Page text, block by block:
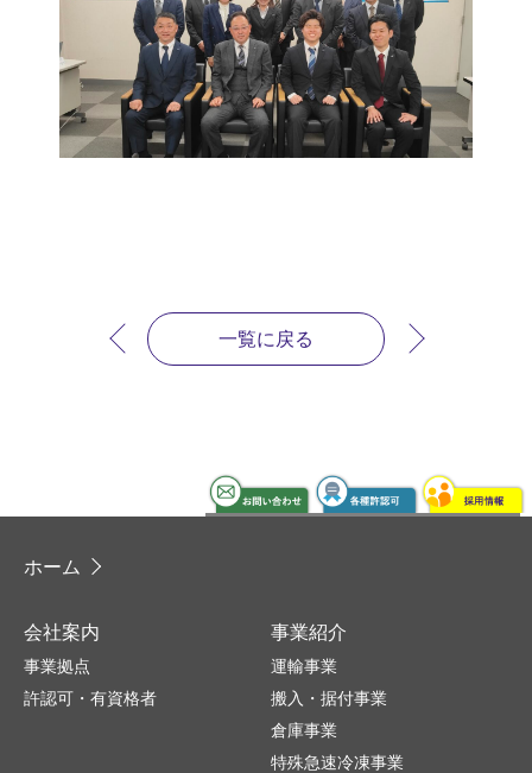
一覧に戻る
ホーム
会社案内
事業拠点
許認可・有資格者
事業紹介
運輸事業
搬入・据付事業
倉庫事業
特殊急速冷凍事業